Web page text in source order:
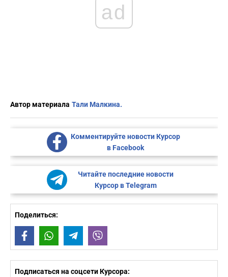
ad
Автор материала Тали Малкина.
Комментируйте новости Курсор
в Facebook
Читайте последние новости
Курсор в Telegram
Поделиться:
FacebookWhatsAppTelegram
Подписаться на соцсети Курсора: